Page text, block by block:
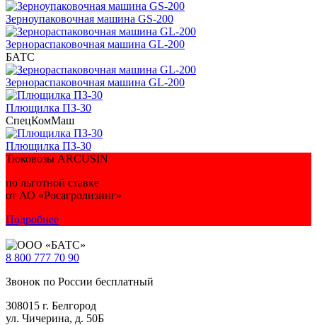
Зерноупаковочная машина GS-200
Зернораспаковочная машина GL-200
БАТС
Зернораспаковочная машина GL-200
Плющилка ПЗ-30
СпецКомМаш
Плющилка ПЗ-30
Тюковозы ARCUSIN
по льготной ставке
от АО «Росагролизинг»
Подробнее
8 800 777 70 90
Звонок по России бесплатный
308015 г. Белгород
ул. Чичерина, д. 50Б